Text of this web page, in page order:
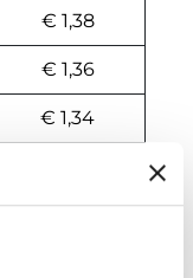
€ 1,38
€ 1,36
€ 1,34